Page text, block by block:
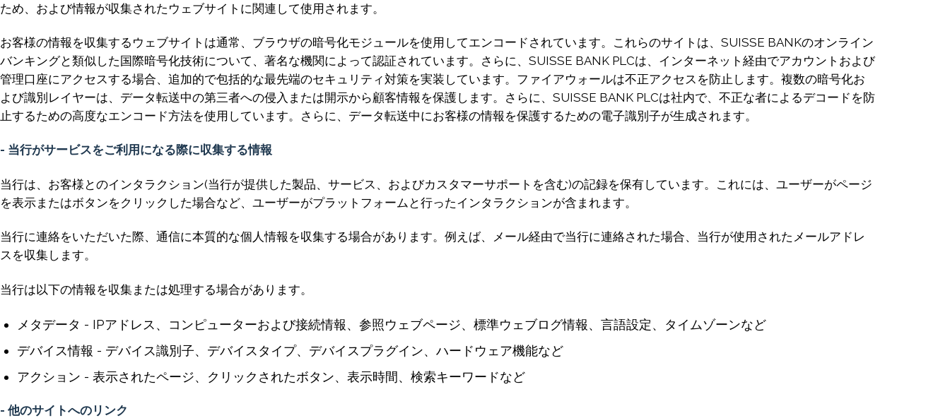
ため、および情報が収集されたウェブサイトに関連して使用されます。
お客様の情報を収集するウェブサイトは通常、ブラウザの暗号化モジュールを使用してエンコードされています。これらのサイトは、SUISSE BANKのオンライン
バンキングと類似した国際暗号化技術について、著名な機関によって認証されています。さらに、SUISSE BANK PLCは、インターネット経由でアカウントおよび
管理口座にアクセスする場合、追加的で包括的な最先端のセキュリティ対策を実装しています。ファイアウォールは不正アクセスを防止します。複数の暗号化お
よび識別レイヤーは、データ転送中の第三者への侵入または開示から顧客情報を保護します。さらに、SUISSE BANK PLCは社内で、不正な者によるデコードを防
止するための高度なエンコード方法を使用しています。さらに、データ転送中にお客様の情報を保護するための電子識別子が生成されます。
- 当行がサービスをご利用になる際に収集する情報
当行は、お客様とのインタラクション(当行が提供した製品、サービス、およびカスタマーサポートを含む)の記録を保有しています。これには、ユーザーがページ
を表示またはボタンをクリックした場合など、ユーザーがプラットフォームと行ったインタラクションが含まれます。
当行に連絡をいただいた際、通信に本質的な個人情報を収集する場合があります。例えば、メール経由で当行に連絡された場合、当行が使用されたメールアドレ
スを収集します。
当行は以下の情報を収集または処理する場合があります。
メタデータ - IPアドレス、コンピューターおよび接続情報、参照ウェブページ、標準ウェブログ情報、言語設定、タイムゾーンなど
デバイス情報 - デバイス識別子、デバイスタイプ、デバイスプラグイン、ハードウェア機能など
アクション - 表示されたページ、クリックされたボタン、表示時間、検索キーワードなど
- 他のサイトへのリンク